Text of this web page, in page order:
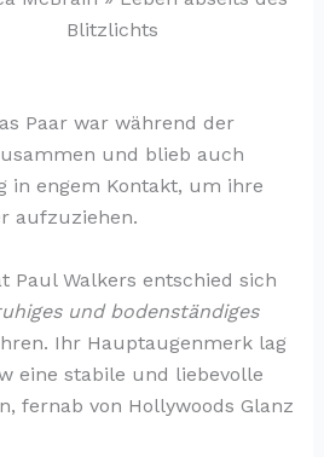
Blitzlichts
Paar war während der
und blieb auch
in engem Kontakt, um ihre
aufzuziehen.
Paul Walkers entschied sich
und bodenständiges
Ihr Hauptaugenmerk lag
eine stabile und liebevolle
fernab von Hollywoods Glanz